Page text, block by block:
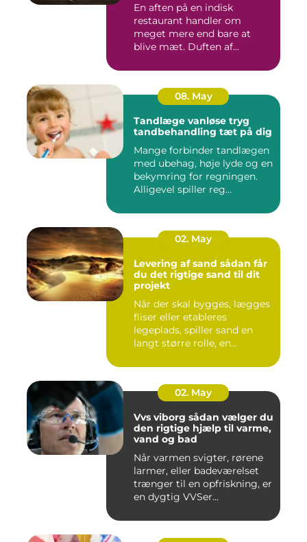
En aften på en indisk
restaurant handler om
meget mere end bare at
blive mæt. Duften af
08. May
Tandlæge vanløse tryg
tandbehandling tæt på dig
Mange forbinder tandlægen
med ubehag, høje lyde og en
bekymring for regningen.
Alligevel spiller reg...
02. May
Levering af sand sådan får
du det rigtige sand til dit
projekt
Når der skal bygges, lægges
fliser eller etableres
legeplads, spiller sand en
langt større rolle, en...
02. May
Vvs viborg sådan vælger du
den rigtige hjælp til varme,
vand og bad
Når varmen svigter, rørene
larmer, eller badeværelset
trænger til en opfriskning, er
en dygtig VVSer...